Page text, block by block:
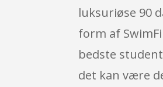
luksuriøse 90
form af
bedste
det kan være